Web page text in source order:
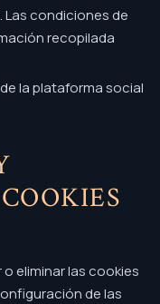
Las condiciones de
recopilada
la plataforma social
eliminar las cookies
de las